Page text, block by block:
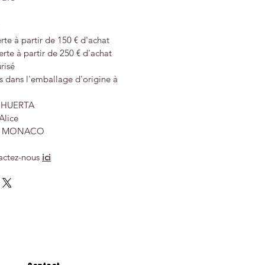
à partir de 150 € d'achat
à partir de 250 € d'achat
dans l'emballage d'origine à
MONACO
nous ici